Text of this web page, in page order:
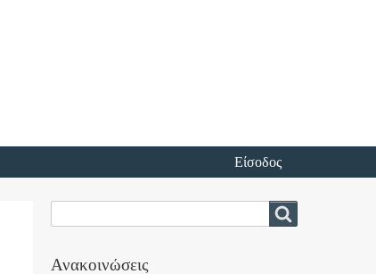
Είσοδος
Ανακοινώσεις